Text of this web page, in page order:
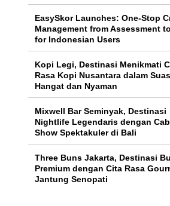
EasySkor Launches: One-Stop
Management from Assessment
for Indonesian Users
Kopi Legi, Destinasi Menikmati
Rasa Kopi Nusantara dalam
Hangat dan Nyaman
Mixwell Bar Seminyak, Destinasi
Nightlife Legendaris dengan
Show Spektakuler di Bali
Three Buns Jakarta, Destinasi
Premium dengan Cita Rasa
Jantung Senopati